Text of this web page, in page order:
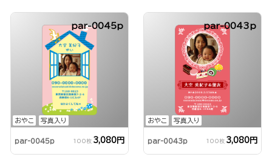
おやこ 写真入り
par-0045p
par-0045p 100枚 3,080円
おやこ 写真入り
par-0043p
par-0043p 100枚 3,080円